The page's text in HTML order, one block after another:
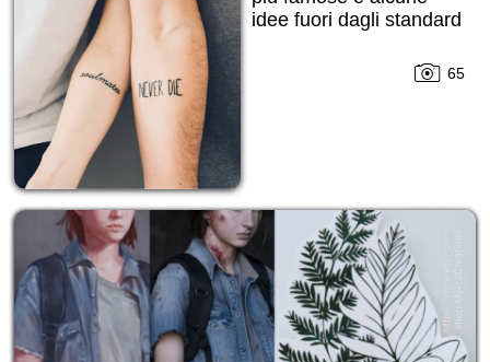
idee fuori dagli standard
65